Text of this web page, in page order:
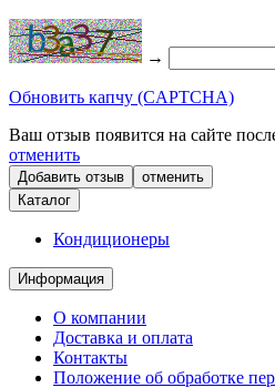
→
Обновить капчу (CAPTCHA)
Ваш отзыв появится на сайте
отменить
отменить
Каталог
Кондиционеры
Информация
О компании
Доставка и оплата
Контакты
Положение об обработке